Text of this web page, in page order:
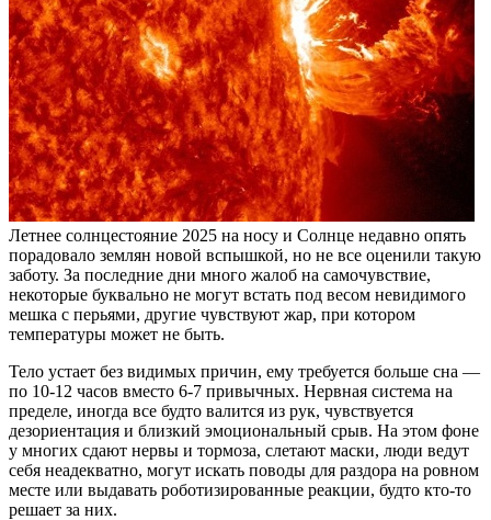
Летнее солнцестояние 2025 на носу и Солнце недавно опять
порадовало землян новой вспышкой, но не все оценили такую
заботу. За последние дни много жалоб на самочувствие,
некоторые буквально не могут встать под весом невидимого
мешка с перьями, другие чувствуют жар, при котором
температуры может не быть.
Тело устает без видимых причин, ему требуется больше сна —
по 10-12 часов вместо 6-7 привычных. Нервная система на
пределе, иногда все будто валится из рук, чувствуется
дезориентация и близкий эмоциональный срыв. На этом фоне
у многих сдают нервы и тормоза, слетают маски, люди ведут
себя неадекватно, могут искать поводы для раздора на ровном
месте или выдавать роботизированные реакции, будто кто-то
решает за них.